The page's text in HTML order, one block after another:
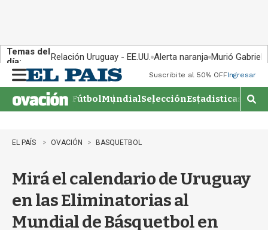
Temas del
día:
Relación Uruguay - EE.UU. Alerta naranja Murió Gabriel
n
u
Suscribite al 50% OFFIngresar
FútbolMundialSelecciónEstadisticas
M
o
EL PAÍS OVACIÓN BASQUETBOL
Mirá el calendario de Uruguay
en las Eliminatorias al
Mundial de Básquetbol en